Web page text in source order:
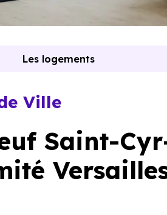
Ville
Saint-Cyr-
Les logements